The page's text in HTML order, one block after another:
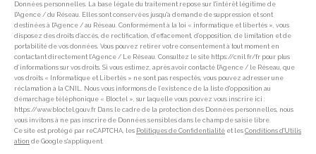
Données personnelles. La base légale du traitement repose sur l'intérêt légitime de
l'Agence / du Réseau. Elles sont conservées jusqu'à demande de suppression et sont
destinées à l'Agence / au Réseau. Conformément à la loi « informatique et libertés », vous
disposez des droits d’accès, de rectification, d’effacement, d’opposition, de limitation et de
portabilité de vos données. Vous pouvez retirer votre consentement à tout moment en
contactant directement l’Agence / Le Réseau. Consultez le site https://cnil.fr/fr pour plus
d’informations sur vos droits. Si vous estimez, après avoir contacté l'Agence / le Réseau, que
vos droits « Informatique et Libertés » ne sont pas respectés, vous pouvez adresser une
réclamation à la CNIL. Nous vous informons de l’existence de la liste d'opposition au
démarchage téléphonique « Bloctel », sur laquelle vous pouvez vous inscrire ici :
https://www.bloctel.gouv.fr Dans le cadre de la protection des Données personnelles, nous
vous invitons à ne pas inscrire de Données sensibles dans le champ de saisie libre.
Ce site est protégé par reCAPTCHA, les Politiques de Confidentialité et les Conditions d'Utilis
ation de Google s'appliquent.